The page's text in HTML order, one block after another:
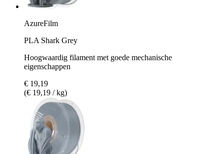
AzureFilm
PLA Shark Grey
Hoogwaardig filament met goede mechanische
eigenschappen
€ 19,19
(€ 19,19 / kg)